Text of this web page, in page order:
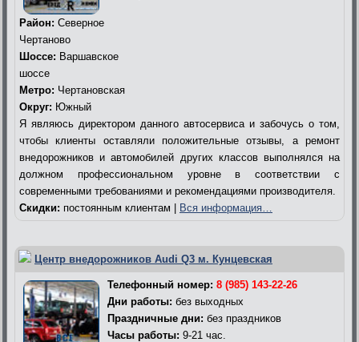
Район: Северное
Чертаново
Шоссе: Варшавское
шоссе
Метро: Чертановская
Округ: Южный
Я являюсь директором данного автосервиса и забочусь о том,
чтобы клиенты оставляли положительные отзывы, а ремонт
внедорожников и автомобилей других классов выполнялся на
должном профессиональном уровне в соответствии с
современными требованиями и рекомендациями производителя.
Скидки: постоянным клиентам | Вся информация…
Центр внедорожников Audi Q3 м. Кунцевская
Телефонный номер: 8 (985) 143-22-26
Дни работы: без выходных
Праздничные дни: без праздников
Часы работы: 9-21 час.